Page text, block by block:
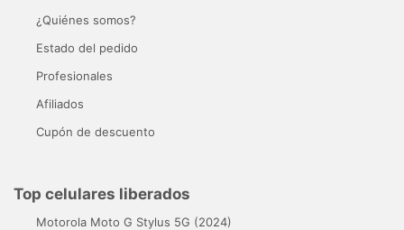
¿Quiénes somos?
Estado del pedido
Profesionales
Afiliados
Cupón de descuento
Top celulares liberados
Motorola Moto G Stylus 5G (2024)